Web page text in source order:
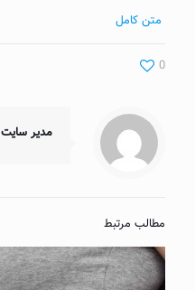
متن کامل
0
مدیر سایت
مطالب مرتبط